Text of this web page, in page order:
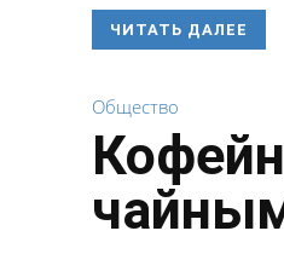
ЧИТАТЬ ДАЛЕЕ
Общество